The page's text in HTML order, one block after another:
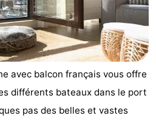
avec balcon français vous offre
différents bateaux dans le port
pas des belles et vastes